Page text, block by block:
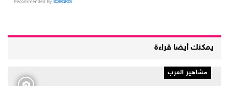
يمكنك أيضا قراءة
مشاهير العرب